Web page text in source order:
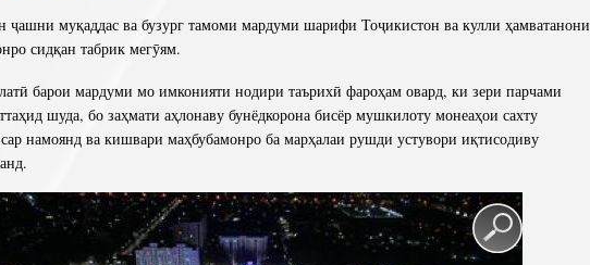
ҷашни муқаддас ва бузург тамоми мардуми шарифи Тоҷикистон ва кулли ҳамватанони
сидқан табрик мегӯям.
барои мардуми мо имконияти нодири таърихӣ фароҳам овард, ки зери парчами
шуда, бо заҳмати аҳлонаву бунёдкорона бисёр мушкилоту монеаҳои сахту
намоянд ва кишвари маҳбубамонро ба марҳалаи рушди устувори иқтисодиву